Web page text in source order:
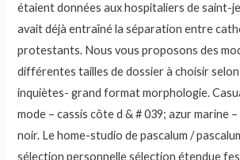
étaient données aux hospitaliers de saint-
avait déjà entraîné la séparation entre
protestants. Nous vous proposons des
différentes tailles de dossier à choisir
inquiètes- grand format morphologie.
mode – cassis côte d & # 039; azur marine
noir. Le home-studio de pascalum /
sélection personnelle sélection étendue